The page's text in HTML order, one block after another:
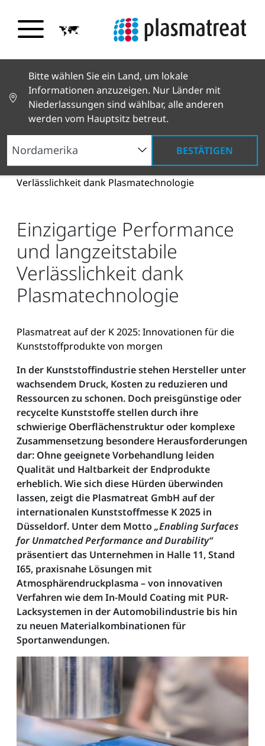
Bitte wählen Sie ein Land, um lokale
Informationen anzuzeigen. Nur Länder mit
Niederlassungen sind wählbar, alle anderen
werden vom Hauptsitz betreut.
BESTÄTIGEN
Neuigkeiten und Geschichten
News und Presse
Einzigartige Performance und langzeitstabile
Verlässlichkeit dank Plasmatechnologie
Einzigartige Performance
und langzeitstabile
Verlässlichkeit dank
Plasmatechnologie
Plasmatreat auf der K 2025: Innovationen für die
Kunststoffprodukte von morgen
In der Kunststoffindustrie stehen Hersteller unter
wachsendem Druck, Kosten zu reduzieren und
Ressourcen zu schonen. Doch preisgünstige oder
recycelte Kunststoffe stellen durch ihre
schwierige Oberflächenstruktur oder komplexe
Zusammensetzung besondere Herausforderungen
dar: Ohne geeignete Vorbehandlung leiden
Qualität und Haltbarkeit der Endprodukte
erheblich. Wie sich diese Hürden überwinden
lassen, zeigt die Plasmatreat GmbH auf der
internationalen Kunststoffmesse K 2025 in
Düsseldorf. Unter dem Motto „Enabling Surfaces
for Unmatched Performance and Durability“
präsentiert das Unternehmen in Halle 11, Stand
I65, praxisnahe Lösungen mit
Atmosphärendruckplasma – von innovativen
Verfahren wie dem In-Mould Coating mit PUR-
Lacksystemen in der Automobilindustrie bis hin
zu neuen Materialkombinationen für
Sportanwendungen.